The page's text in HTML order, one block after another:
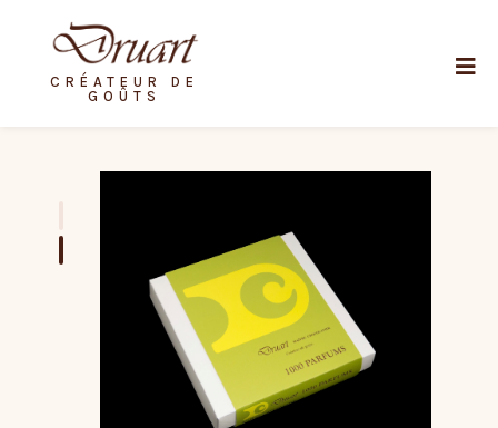
CRÉATEUR DE
GOÛTS